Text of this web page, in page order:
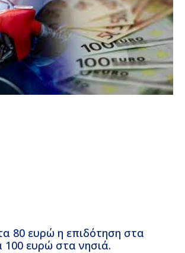
80 ευρώ η επιδότηση στα
100 ευρώ στα νησιά.